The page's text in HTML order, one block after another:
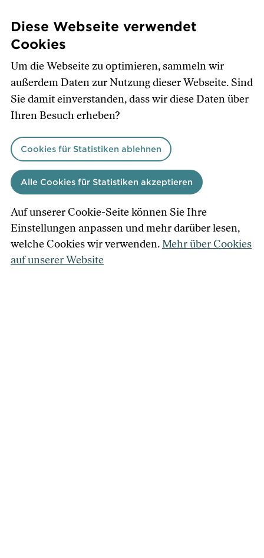
zum
Inhalt
Diese Webseite verwendet
Cookies
Um die Webseite zu optimieren, sammeln wir
außerdem Daten zur Nutzung dieser Webseite. Sind
Sie damit einverstanden, dass wir diese Daten über
Ihren Besuch erheben?
Cookies für Statistiken ablehnen
Alle Cookies für Statistiken akzeptieren
Auf unserer Cookie-Seite können Sie Ihre
Einstellungen anpassen und mehr darüber lesen,
welche Cookies wir verwenden.Mehr über Cookies
auf unserer Website